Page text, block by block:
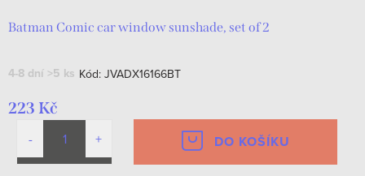
Batman Comic car window sunshade, set of 2
4-8 dní >5 ks Kód: JVADX16166BT
223 Kč
DO KOŠÍKU